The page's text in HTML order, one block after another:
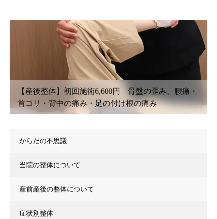
【鍼灸初回治療】6,600円〜 腰痛・坐骨神経痛・肩
こり・首こり・頭痛・眼精疲労
からだの不思議
当院の整体について
産前産後の整体について
症状別整体